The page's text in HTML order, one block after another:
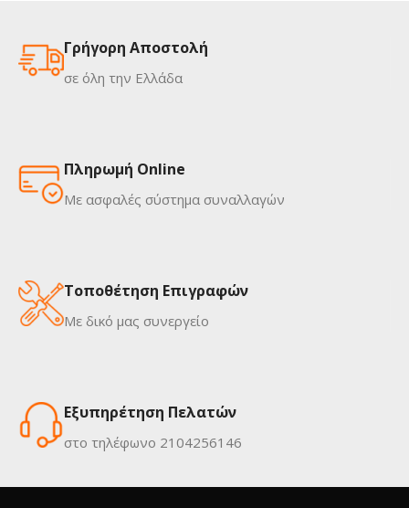
Γρήγορη Αποστολή
σε όλη την Ελλάδα
Πληρωμή Online
Με ασφαλές σύστημα συναλλαγών
Τοποθέτηση Επιγραφών
Με δικό μας συνεργείο
Εξυπηρέτηση Πελατών
στο τηλέφωνο 2104256146